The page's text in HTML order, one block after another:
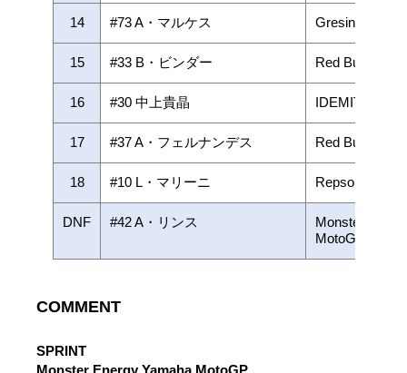
14 #73 A・マルケス Gresini
15 #33 B・ビンダー Red Bull KTM
16 #30 中上貴晶 IDEMITSU
17 #37 A・フェルナンデス Red Bull
18 #10 L・マリーニ Repsol Honda
DNF #42 A・リンス
Monster
MotoGP
COMMENT
SPRINT
Monster Energy Yamaha MotoGP